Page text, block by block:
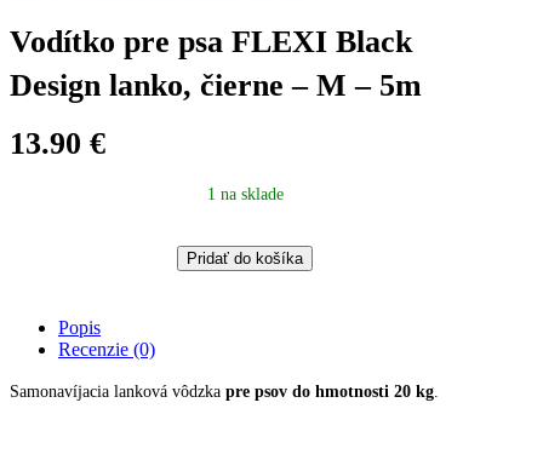
Vodítko pre psa FLEXI Black
Design lanko, čierne – M – 5m
13.90 €
1 na sklade
Vodítko
pre
lanko,
čierne
Pridať do košíka
Popis
Recenzie (0)
Samonavíjacia lanková vôdzka pre psov do hmotnosti 20 kg